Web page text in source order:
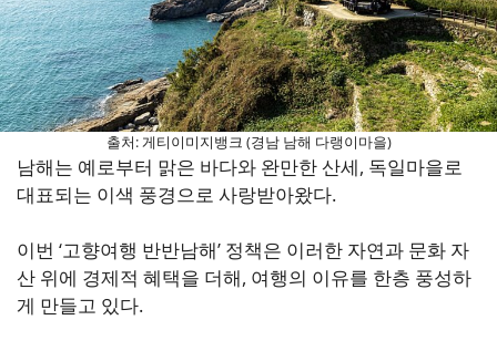
출처: 게티이미지뱅크 (경남 남해 다랭이마을)
남해는 예로부터 맑은 바다와 완만한 산세, 독일마을로
대표되는 이색 풍경으로 사랑받아왔다.
이번 ‘고향여행 반반남해’ 정책은 이러한 자연과 문화 자
산 위에 경제적 혜택을 더해, 여행의 이유를 한층 풍성하
게 만들고 있다.